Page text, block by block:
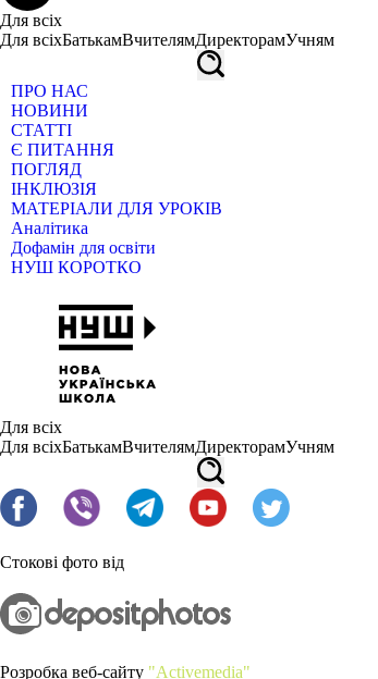
Для всіх
Для всіхБатькамВчителямДиректорамУчням
ПРО НАС
НОВИНИ
СТАТТІ
Є ПИТАННЯ
ПОГЛЯД
ІНКЛЮЗІЯ
МАТЕРІАЛИ ДЛЯ УРОКІВ
Аналітика
Дофамін для освіти
НУШ КОРОТКО
Для всіх
Для всіхБатькамВчителямДиректорамУчням
Стокові фото від
Розробка веб-сайту "Activemedia"